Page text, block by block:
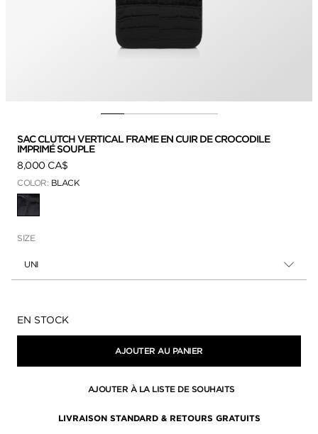
SAC CLUTCH VERTICAL FRAME EN CUIR DE CROCODILE
IMPRIMÉ SOUPLE
8,000 CA$
COLOR: BLACK
SIZE
UNI
Disponibilité:
EN STOCK
AJOUTER AU PANIER
AJOUTER À LA LISTE DE SOUHAITS
LIVRAISON STANDARD & RETOURS GRATUITS